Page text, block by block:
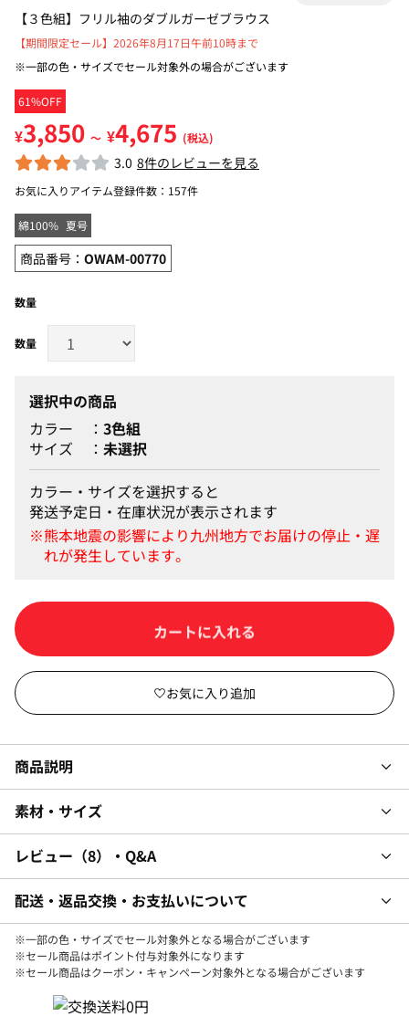
【３色組】フリル袖のダブルガーゼブラウス
61%OFF
【期間限定セール】2026年8月17日午前10時まで
※一部の色・サイズでセール対象外の場合がございます
¥3,850 ～ ¥4,675 (税込)
3.0 8件のレビューを見る
お気に入りアイテム登録件数： 157件
綿100% 夏号
商品番号： OWAM-00770
数量
選択中の商品
カラー
3色組
サイズ
未選択
カラー・サイズを選択すると
発送予定日・在庫状況が表示されます
カートに入れる
商品説明
素材・サイズ
レビュー 8 ・Q&A
配送・返品交換・お支払いについて
※一部の色・サイズでセール対象外となる場合がございます
※セール商品はポイント付与対象外になります
※セール商品はクーポン・キャンペーン対象外となる場合がございます